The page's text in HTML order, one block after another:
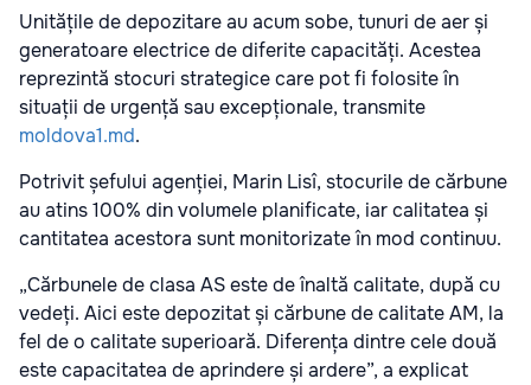
Unitățile de depozitare au acum sobe, tunuri de aer și
generatoare electrice de diferite capacități. Acestea
reprezintă stocuri strategice care pot fi folosite în
situații de urgență sau excepționale, transmite
moldova1.md.
Potrivit șefului agenției, Marin Lisî, stocurile de cărbune
au atins 100% din volumele planificate, iar calitatea și
cantitatea acestora sunt monitorizate în mod continuu.
„Cărbunele de clasa AS este de înaltă calitate, după cu
vedeți. Aici este depozitat și cărbune de calitate AM, la
fel de o calitate superioară. Diferența dintre cele două
este capacitatea de aprindere și ardere”, a explicat